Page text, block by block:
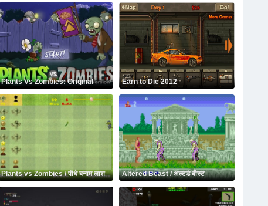
Plants Vs Zombies: Original Earn to Die 2012
Plants vs Zombies / पौधे बनाम लाश Altered Beast / अल्टर्ड बीस्ट